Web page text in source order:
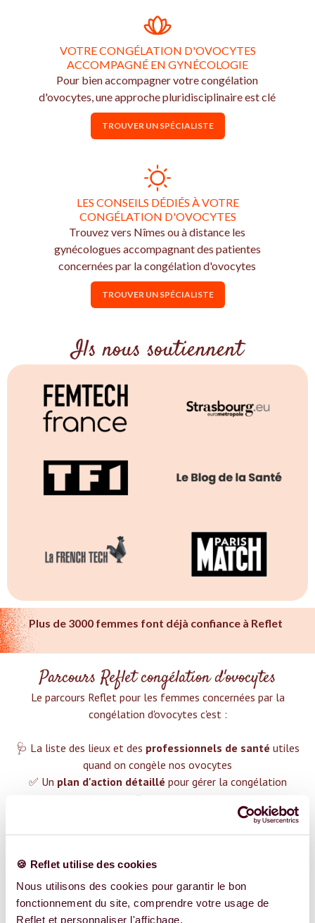
🍪 Reflet utilise des cookies
Nous utilisons des cookies pour garantir le bon
fonctionnement du site, comprendre votre usage de
Reflet et personnaliser l'affichage.
VOTRE CONGÉLATION D'OVOCYTES
ACCOMPAGNÉ EN GYNÉCOLOGIE
Pour bien accompagner votre congélation
d'ovocytes, une approche pluridisciplinaire est clé
TROUVER UN SPÉCIALISTE
LES CONSEILS DÉDIÉS À VOTRE
CONGÉLATION D'OVOCYTES
Trouvez vers Nîmes ou à distance les
gynécologues accompagnant des patientes
concernées par la congélation d'ovocytes
TROUVER UN SPÉCIALISTE
Ils nous soutiennent
Plus de 3000 femmes font déjà confiance à Reflet
Parcours Reflet congélation d'ovocytes
Le parcours Reflet pour les femmes concernées par la
congélation d'ovocytes c'est :‍
🩺 La liste des lieux et des professionnels de santé utiles
quand on congèle nos ovocytes
✅ Un plan d'action détaillé pour gérer la congélation
d'ovocytes
❤️ Des groupes de soutien pour t'aider dans cette démarche
😉 Du contenu avec tout ce que tu dois savoir surla
Plus de 400 femmes déjà accompagnées !